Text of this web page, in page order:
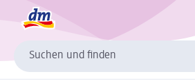
Suchen und finden